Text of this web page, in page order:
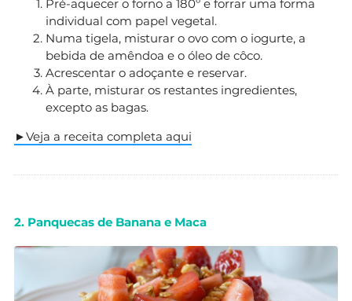
Pré-aquecer o forno a 180º e forrar uma forma
individual com papel vegetal.
Numa tigela, misturar o ovo com o iogurte, a
bebida de amêndoa e o óleo de côco.
Acrescentar o adoçante e reservar.
À parte, misturar os restantes ingredientes,
excepto as bagas.
►Veja a receita completa aqui
2. Panquecas de Banana e Maca